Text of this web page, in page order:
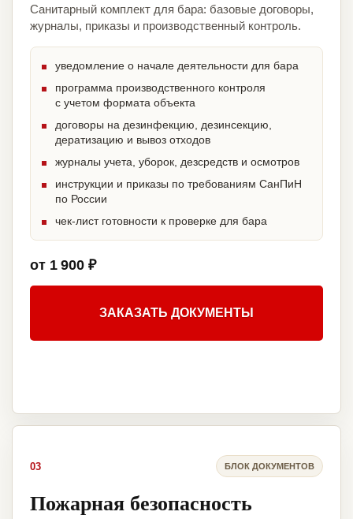
Санитарный комплект для бара: базовые договоры,
журналы, приказы и производственный контроль.
уведомление о начале деятельности для бара
программа производственного контроля
с учетом формата объекта
договоры на дезинфекцию, дезинсекцию,
дератизацию и вывоз отходов
журналы учета, уборок, дезсредств и осмотров
инструкции и приказы по требованиям СанПиН
по России
чек-лист готовности к проверке для бара
от 1 900 ₽
ЗАКАЗАТЬ ДОКУМЕНТЫ
03 БЛОК ДОКУМЕНТОВ
Пожарная безопасность